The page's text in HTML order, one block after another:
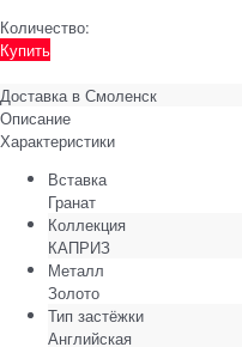
Количество:
Купить
Доставка в Смоленск
Описание
Характеристики
Вставка
Гранат
Коллекция
КАПРИЗ
Металл
Золото
Тип застёжки
Английская